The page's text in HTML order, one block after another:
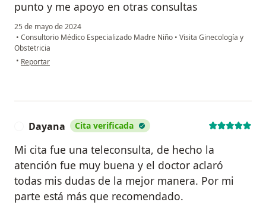
punto y me apoyo en otras consultas
25 de mayo de 2024
• Consultorio Médico Especializado Madre Niño • Visita Ginecología y
Obstetricia
• en opinión del usuario Katherin Rojas
Reportar
Dayana Cita verificada
Mi cita fue una teleconsulta, de hecho la
atención fue muy buena y el doctor aclaró
todas mis dudas de la mejor manera. Por mi
parte está más que recomendado.